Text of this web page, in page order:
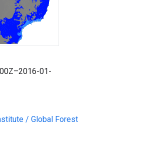
01-
/ Global Forest